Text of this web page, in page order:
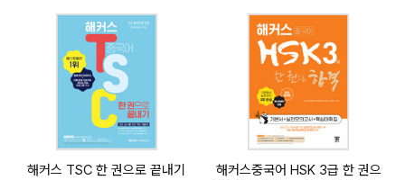
해커스 TSC 한 권으로 끝내기
해커스중국어 HSK 3급 한 권으